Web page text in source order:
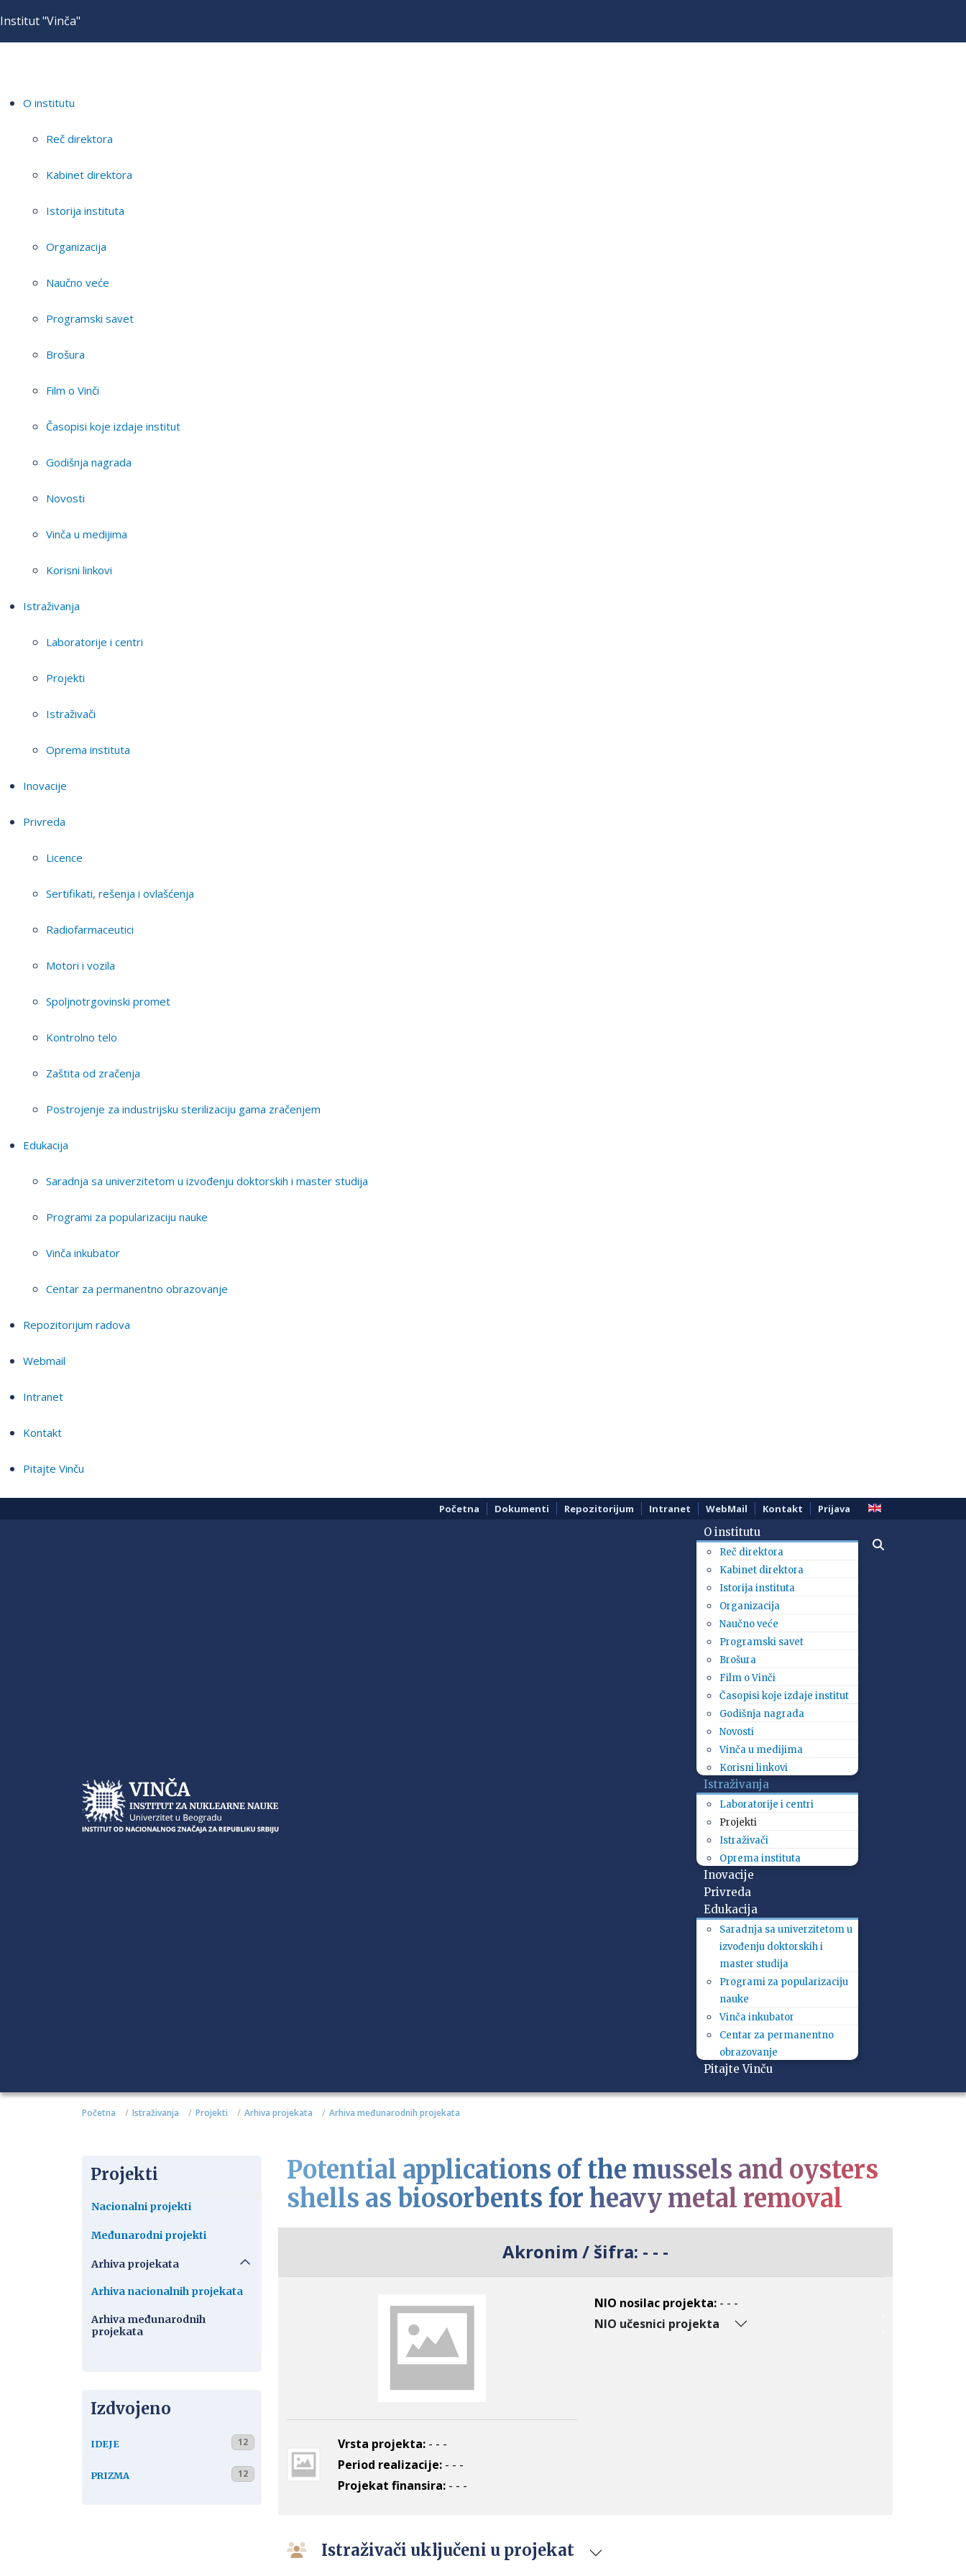
Institut "Vinča"
O institutu
Reč direktora
Kabinet direktora
Istorija instituta
Organizacija
Naučno veće
Programski savet
Brošura
Film o Vinči
Časopisi koje izdaje institut
Godišnja nagrada
Novosti
Vinča u medijima
Korisni linkovi
Istraživanja
Laboratorije i centri
Projekti
Istraživači
Oprema instituta
Inovacije
Privreda
Licence
Sertifikati, rešenja i ovlašćenja
Radiofarmaceutici
Motori i vozila
Spoljnotrgovinski promet
Kontrolno telo
Zaštita od zračenja
Postrojenje za industrijsku sterilizaciju gama zračenjem
Edukacija
Saradnja sa univerzitetom u izvođenju doktorskih i master studija
Programi za popularizaciju nauke
Vinča inkubator
Centar za permanentno obrazovanje
Repozitorijum radova
Webmail
Intranet
Kontakt
Pitajte Vinču
Početna Dokumenti Repozitorijum Intranet WebMail Kontakt Prijava
O institutu
Reč direktora
Kabinet direktora
Istorija instituta
Organizacija
Naučno veće
Programski savet
Brošura
Film o Vinči
Časopisi koje izdaje institut
Godišnja nagrada
Novosti
Vinča u medijima
Korisni linkovi
Istraživanja
Laboratorije i centri
Projekti
Istraživači
Oprema instituta
Inovacije
Privreda
Edukacija
Saradnja sa univerzitetom u
izvođenju doktorskih i
master studija
Programi za popularizaciju
nauke
Vinča inkubator
Centar za permanentno
obrazovanje
Pitajte Vinču
Početna Istraživanja Projekti Arhiva projekata Arhiva međunarodnih projekata
Projekti
Nacionalni projekti
Međunarodni projekti
Arhiva projekata
Arhiva nacionalnih projekata
Arhiva međunarodnih
projekata
Izdvojeno
IDEJE 12
PRIZMA 12
Potential applications of the mussels and oysters
shells as biosorbents for heavy metal removal
Akronim / šifra: - - -
Vrsta projekta: - - -
Period realizacije: - - -
Projekat finansira: - - -
NIO nosilac projekta: - - -
NIO učesnici projekta
Istraživači uključeni u projekat